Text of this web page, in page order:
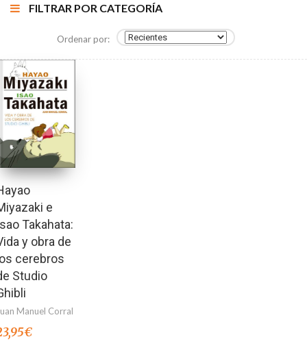
FILTRAR POR CATEGORÍA
Ordenar por:
e
Takahata:
y obra de
cerebros
Studio
Manuel Corral
€